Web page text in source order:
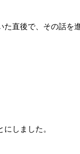
直後で、その話を
しました。